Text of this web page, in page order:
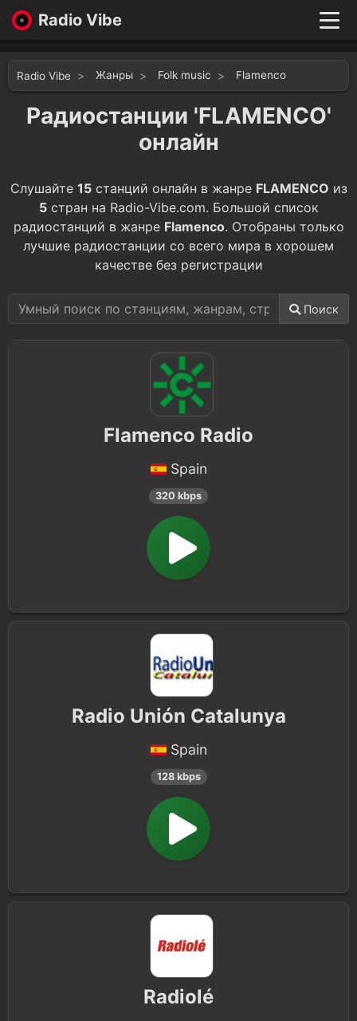
Radio Vibe
New
Genres
Likes
Top 100
Radio Vibe Жанры Folk music Flamenco
Радиостанции 'FLAMENCO'
онлайн
Слушайте 15станций онлайн в жанре FLAMENCO из
5стран на Radio-Vibe.com. Большой список
радиостанций в жанре Flamenco. Отобраны только
лучшие радиостанции со всего мира в хорошем
качестве без регистрации
Поиск
Flamenco Radio
Spain
320 kbps
Radio Unión Catalunya
Spain
128 kbps
Radiolé